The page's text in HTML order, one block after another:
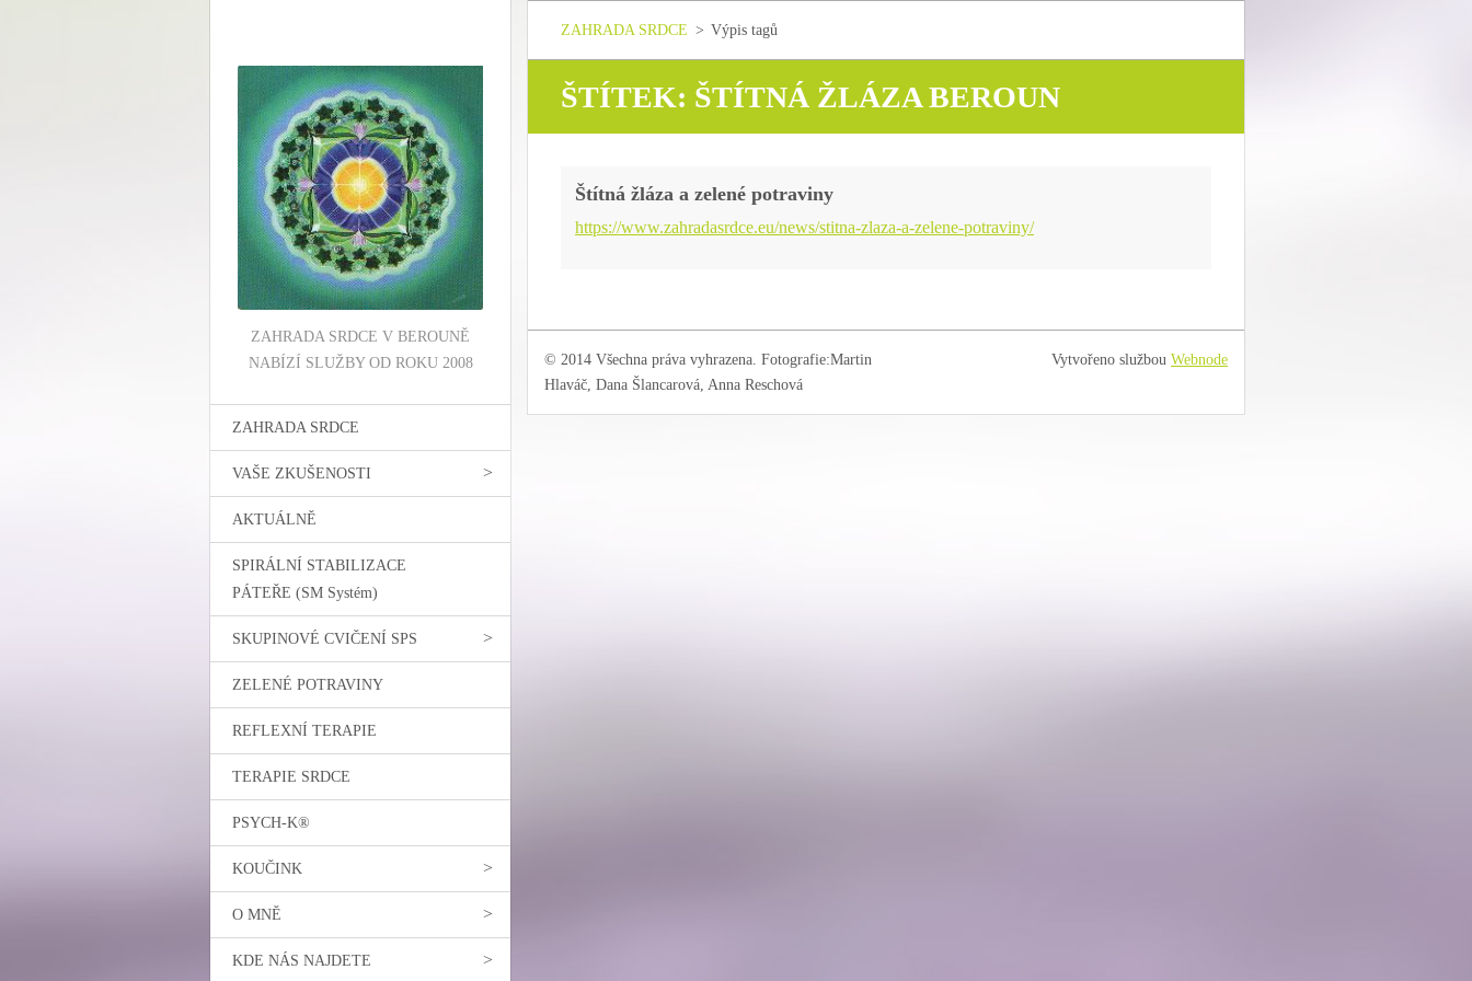
ZAHRADA SRDCE V BEROUNĚ
NABÍZÍ SLUŽBY OD ROKU 2008
ZAHRADA SRDCE
VAŠE ZKUŠENOSTI
AKTUÁLNĚ
SPIRÁLNÍ STABILIZACE
PÁTEŘE (SM Systém)
SKUPINOVÉ CVIČENÍ SPS
ZELENÉ POTRAVINY
REFLEXNÍ TERAPIE
TERAPIE SRDCE
PSYCH-K®
KOUČINK
O MNĚ
KDE NÁS NAJDETE
ZAHRADA SRDCE > Výpis tagů
ŠTÍTEK: ŠTÍTNÁ ŽLÁZA BEROUN
Štítná žláza a zelené potraviny
https://www.zahradasrdce.eu/news/stitna-zlaza-a-zelene-potraviny/
© 2014 Všechna práva vyhrazena. Fotografie:Martin
Hlaváč, Dana Šlancarová, Anna Reschová
Vytvořeno službouWebnode